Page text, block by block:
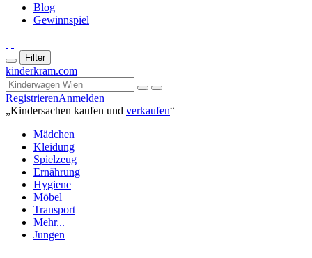
Blog
Gewinnspiel
Filter
kinderkram.com
RegistrierenAnmelden
„Kindersachen kaufen und verkaufen“
Mädchen
Kleidung
Spielzeug
Ernährung
Hygiene
Möbel
Transport
Mehr...
Jungen